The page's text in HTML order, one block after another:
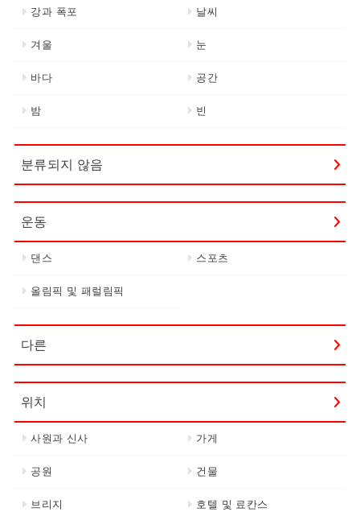
강과 폭포 날씨
겨울 눈
바다 공간
밤 빈
분류되지 않음
운동
댄스 스포츠
올림픽 및 패럴림픽
다른
위치
사원과 신사 가게
공원 건물
브리지 호텔 및 료칸스